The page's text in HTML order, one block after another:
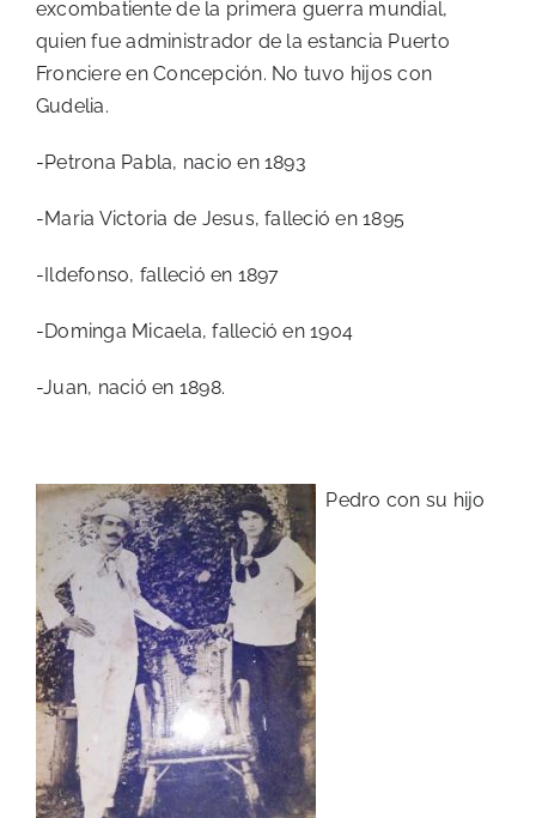
excombatiente de la primera guerra mundial,
quien fue administrador de la estancia Puerto
Fronciere en Concepción. No tuvo hijos con
Gudelia.
-Petrona Pabla, nacio en 1893
-Maria Victoria de Jesus, falleció en 1895
-Ildefonso, falleció en 1897
-Dominga Micaela, falleció en 1904
-Juan, nació en 1898.
Pedro con su hijo